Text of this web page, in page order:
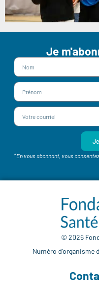
Je
*En vous abonnant, vous
© 2026
Numéro d’organisme